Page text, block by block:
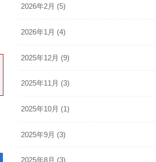
2026年2月 (5)
2026年1月 (4)
2025年12月 (9)
2025年11月 (3)
2025年10月 (1)
2025年9月 (3)
2025年8月 (3)